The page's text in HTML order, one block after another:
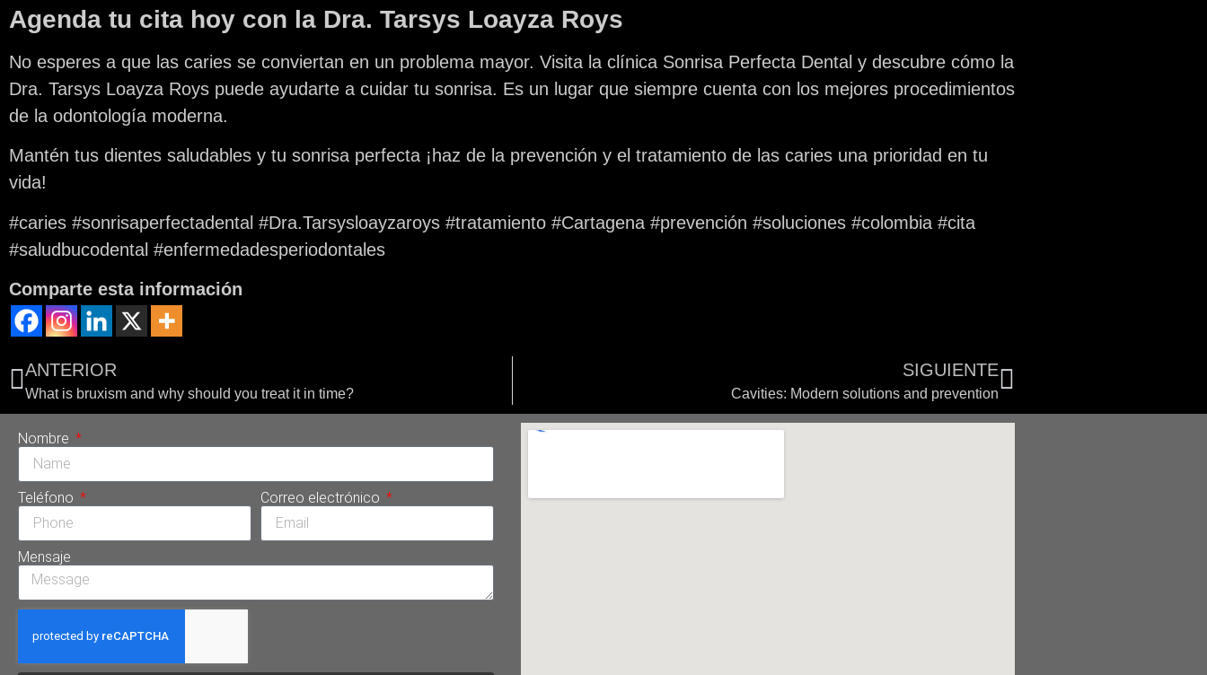
Agenda tu cita hoy con la Dra. Tarsys Loayza Roys
No esperes a que las caries se conviertan en un problema mayor. Visita la clínica Sonrisa Perfecta Dental y descubre cómo la
Dra. Tarsys Loayza Roys puede ayudarte a cuidar tu sonrisa. Es un lugar que siempre cuenta con los mejores procedimientos
de la odontología moderna.
Mantén tus dientes saludables y tu sonrisa perfecta ¡haz de la prevención y el tratamiento de las caries una prioridad en tu
vida!
#caries #sonrisaperfectadental #Dra.Tarsysloayzaroys #tratamiento #Cartagena #prevención #soluciones #colombia #cita
#saludbucodental #enfermedadesperiodontales
Comparte esta información
ANTERIOR
What is bruxism and why should you treat it in time?
SIGUIENTE
Cavities: Modern solutions and prevention
Nombre
Teléfono Correo electrónico
Mensaje